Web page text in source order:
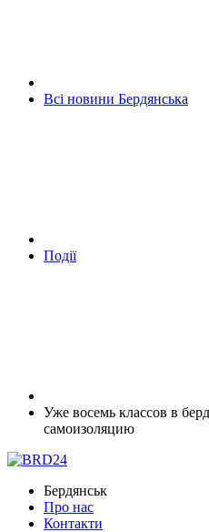
Всі новини Бердянська
Події
Уже восемь классов в
самоизоляцию
Бердянськ
Про нас
Контакти